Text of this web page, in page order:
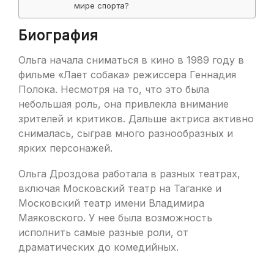
мире спорта?
Биография
Ольга начала сниматься в кино в 1989 году в
фильме «Лает собака» режиссера Геннадия
Полока. Несмотря на то, что это была
небольшая роль, она привлекла внимание
зрителей и критиков. Дальше актриса активно
снималась, сыграв много разнообразных и
ярких персонажей.
Ольга Дроздова работала в разных театрах,
включая Московский театр на Таганке и
Московский театр имени Владимира
Маяковского. У нее была возможность
исполнить самые разные роли, от
драматических до комедийных.